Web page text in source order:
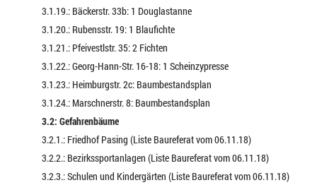
3.1.19.: Bäckerstr. 33b: 1 Douglastanne
3.1.20.: Rubensstr. 19: 1 Blaufichte
3.1.21.: Pfeivestlstr. 35: 2 Fichten
3.1.22.: Georg-Hann-Str. 16-18: 1 Scheinzypresse
3.1.23.: Heimburgstr. 2c: Baumbestandsplan
3.1.24.: Marschnerstr. 8: Baumbestandsplan
3.2: Gefahrenbäume
3.2.1.: Friedhof Pasing (Liste Baureferat vom 06.11.18)
3.2.2.: Bezirkssportanlagen (Liste Baureferat vom 06.11.18)
3.2.3.: Schulen und Kindergärten (Liste Baureferat vom 06.11.18)